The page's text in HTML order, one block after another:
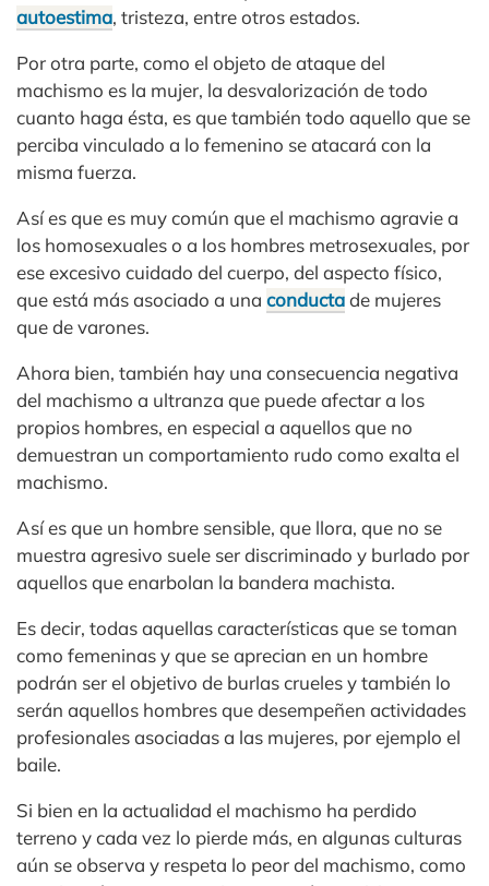
autoestima, tristeza, entre otros estados.
Por otra parte, como el objeto de ataque del
machismo es la mujer, la desvalorización de todo
cuanto haga ésta, es que también todo aquello que se
perciba vinculado a lo femenino se atacará con la
misma fuerza.
Así es que es muy común que el machismo agravie a
los homosexuales o a los hombres metrosexuales, por
ese excesivo cuidado del cuerpo, del aspecto físico,
que está más asociado a una conductade mujeres
que de varones.
Ahora bien, también hay una consecuencia negativa
del machismo a ultranza que puede afectar a los
propios hombres, en especial a aquellos que no
demuestran un comportamiento rudo como exalta el
machismo.
Así es que un hombre sensible, que llora, que no se
muestra agresivo suele ser discriminado y burlado por
aquellos que enarbolan la bandera machista.
Es decir, todas aquellas características que se toman
como femeninas y que se aprecian en un hombre
podrán ser el objetivo de burlas crueles y también lo
serán aquellos hombres que desempeñen actividades
profesionales asociadas a las mujeres, por ejemplo el
baile.
Si bien en la actualidad el machismo ha perdido
terreno y cada vez lo pierde más, en algunas culturas
aún se observa y respeta lo peor del machismo, como